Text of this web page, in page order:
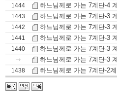
1444
하느님께로 가는 7계단-4
1443
하느님께로 가는 7계단-3
1442
하느님께로 가는 7계단-3
1441
하느님께로 가는 7계단-3
1440
하느님께로 가는 7계단-3
하느님께로 가는 7계단-3
1438
하느님께로 가는 7계단-2